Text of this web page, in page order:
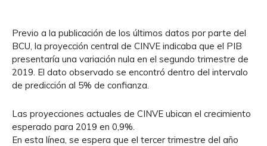
Previo a la publicación de los últimos datos por parte del
BCU, la proyección central de CINVE indicaba que el PIB
presentaría una variación nula en el segundo trimestre de
2019. El dato observado se encontró dentro del intervalo
de predicción al 5% de confianza.
Las proyecciones actuales de CINVE ubican el crecimiento
esperado para 2019 en 0,9%.
En esta línea, se espera que el tercer trimestre del año